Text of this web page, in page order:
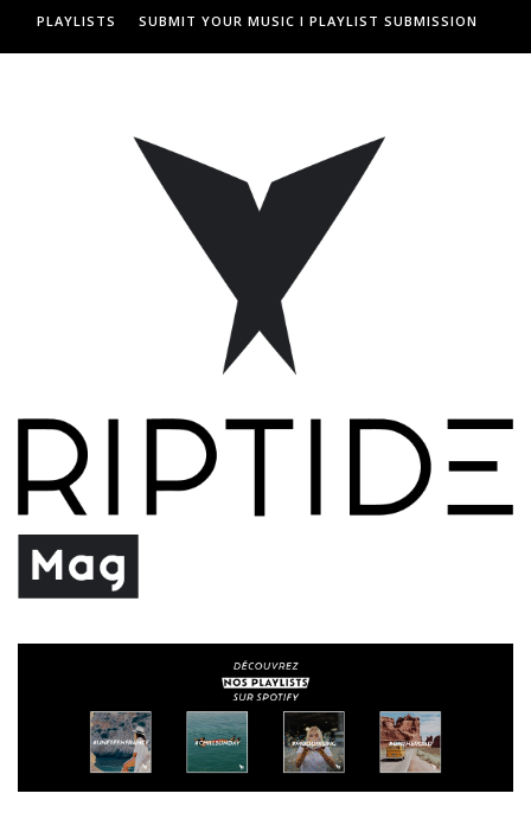
PLAYLISTS SUBMIT YOUR MUSIC I PLAYLIST SUBMISSION